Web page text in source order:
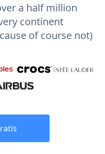
a half million
continent
of course not)